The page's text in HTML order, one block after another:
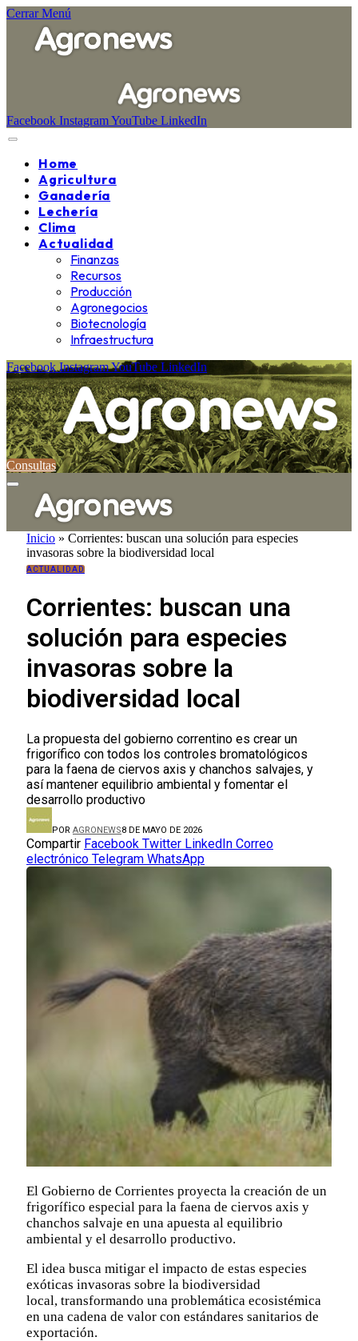
Cerrar Menú
Facebook InstagramYouTube LinkedIn
Home
Agricultura
Ganadería
Lechería
Clima
Actualidad
Finanzas
Recursos
Producción
Agronegocios
Biotecnología
Infraestructura
Facebook InstagramYouTube LinkedIn
Consultas
Inicio » Corrientes: buscan una solución para especies
invasoras sobre la biodiversidad local
ACTUALIDAD
Corrientes: buscan una
solución para especies
invasoras sobre la
biodiversidad local
La propuesta del gobierno correntino es crear un
frigorífico con todos los controles bromatológicos
para la faena de ciervos axis y chanchos salvajes, y
así mantener equilibrio ambiental y fomentar el
desarrollo productivo
POR AGRONEWS8 DE MAYO DE 2026
Compartir Facebook Twitter LinkedIn Correo
electrónico Telegram WhatsApp
El Gobierno de Corrientes proyecta la creación de un
frigorífico especial para la faena de ciervos axis y
chanchos salvaje en una apuesta al equilibrio
ambiental y el desarrollo productivo.
El idea busca mitigar el impacto de estas especies
exóticas invasoras sobre la biodiversidad
local, transformando una problemática ecosistémica
en una cadena de valor con estándares sanitarios de
exportación.